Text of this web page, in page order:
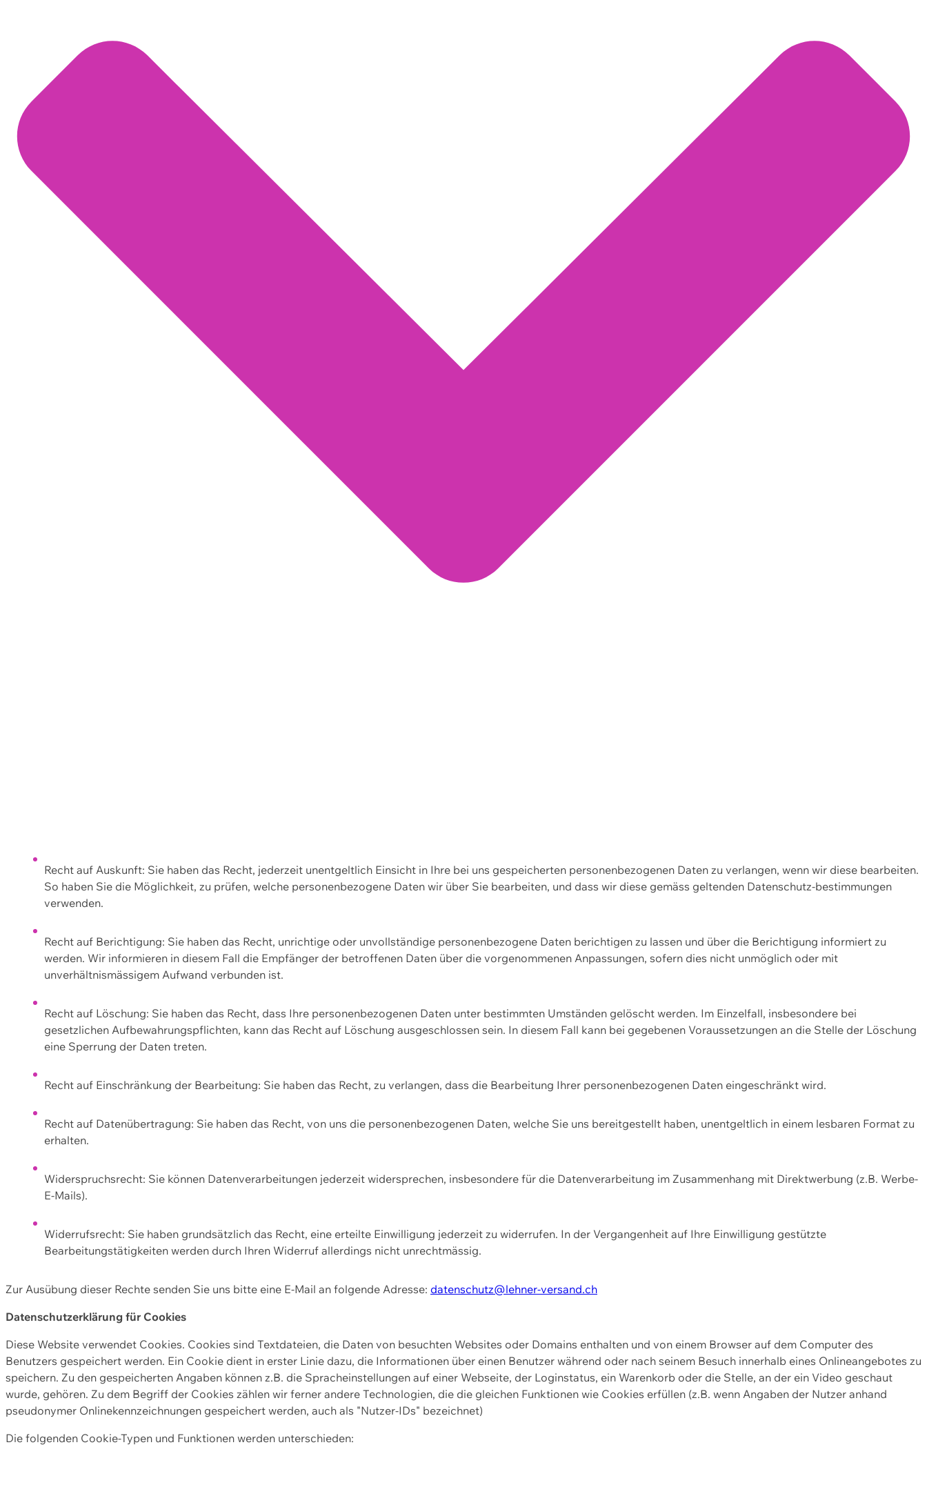
Recht auf Auskunft: Sie haben das Recht, jederzeit unentgeltlich Einsicht in Ihre bei uns gespeicherten personenbezogenen Daten zu verlangen, wenn wir diese bearbeiten.
So haben Sie die Möglichkeit, zu prüfen, welche personenbezogene Daten wir über Sie bearbeiten, und dass wir diese gemäss geltenden Datenschutz-bestimmungen
verwenden.
Recht auf Berichtigung: Sie haben das Recht, unrichtige oder unvollständige personenbezogene Daten berichtigen zu lassen und über die Berichtigung informiert zu
werden. Wir informieren in diesem Fall die Empfänger der betroffenen Daten über die vorgenommenen Anpassungen, sofern dies nicht unmöglich oder mit
unverhältnismässigem Aufwand verbunden ist.
Recht auf Löschung: Sie haben das Recht, dass Ihre personenbezogenen Daten unter bestimmten Umständen gelöscht werden. Im Einzelfall, insbesondere bei
gesetzlichen Aufbewahrungspflichten, kann das Recht auf Löschung ausgeschlossen sein. In diesem Fall kann bei gegebenen Voraussetzungen an die Stelle der Löschung
eine Sperrung der Daten treten.
Recht auf Einschränkung der Bearbeitung: Sie haben das Recht, zu verlangen, dass die Bearbeitung Ihrer personenbezogenen Daten eingeschränkt wird.
Recht auf Datenübertragung: Sie haben das Recht, von uns die personenbezogenen Daten, welche Sie uns bereitgestellt haben, unentgeltlich in einem lesbaren Format zu
erhalten.
Widerspruchsrecht: Sie können Datenverarbeitungen jederzeit widersprechen, insbesondere für die Datenverarbeitung im Zusammenhang mit Direktwerbung (z.B. Werbe-
E-Mails).
Widerrufsrecht: Sie haben grundsätzlich das Recht, eine erteilte Einwilligung jederzeit zu widerrufen. In der Vergangenheit auf Ihre Einwilligung gestützte
Bearbeitungstätigkeiten werden durch Ihren Widerruf allerdings nicht unrechtmässig.
Zur Ausübung dieser Rechte senden Sie uns bitte eine E-Mail an folgende Adresse: datenschutz@lehner-versand.ch
Datenschutzerklärung für Cookies
Diese Website verwendet Cookies. Cookies sind Textdateien, die Daten von besuchten Websites oder Domains enthalten und von einem Browser auf dem Computer des
Benutzers gespeichert werden. Ein Cookie dient in erster Linie dazu, die Informationen über einen Benutzer während oder nach seinem Besuch innerhalb eines Onlineangebotes zu
speichern. Zu den gespeicherten Angaben können z.B. die Spracheinstellungen auf einer Webseite, der Loginstatus, ein Warenkorb oder die Stelle, an der ein Video geschaut
wurde, gehören. Zu dem Begriff der Cookies zählen wir ferner andere Technologien, die die gleichen Funktionen wie Cookies erfüllen (z.B. wenn Angaben der Nutzer anhand
pseudonymer Onlinekennzeichnungen gespeichert werden, auch als "Nutzer-IDs" bezeichnet)
Die folgenden Cookie-Typen und Funktionen werden unterschieden: